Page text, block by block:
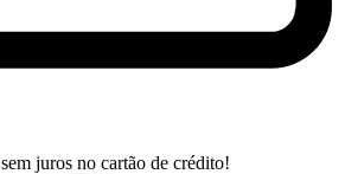
sem juros no cartão de crédito!